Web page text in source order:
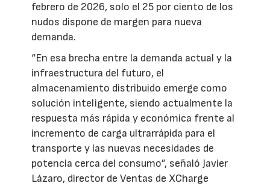
febrero de 2026, solo el 25 por ciento de los
nudos dispone de margen para nueva
demanda.
“En esa brecha entre la demanda actual y la
infraestructura del futuro, el
almacenamiento distribuido emerge como
solución inteligente, siendo actualmente la
respuesta más rápida y económica frente al
incremento de carga ultrarrápida para el
transporte y las nuevas necesidades de
potencia cerca del consumo”, señaló Javier
Lázaro, director de Ventas de XCharge